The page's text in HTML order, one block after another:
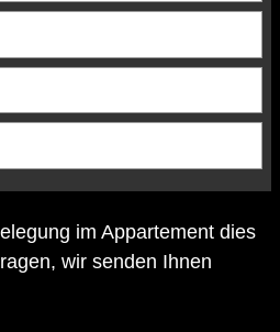
im Appartement dies
wir senden Ihnen